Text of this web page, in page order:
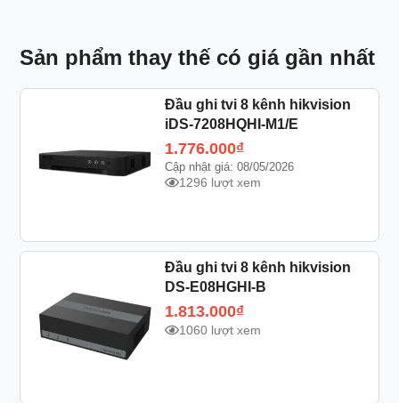
Sản phẩm thay thế có giá gần nhất
Đầu ghi tvi 8 kênh hikvision
iDS-7208HQHI-M1/E
1.776.000₫
Cập nhật giá: 08/05/2026
1296 lượt xem
Đầu ghi tvi 8 kênh hikvision
DS-E08HGHI-B
1.813.000₫
1060 lượt xem